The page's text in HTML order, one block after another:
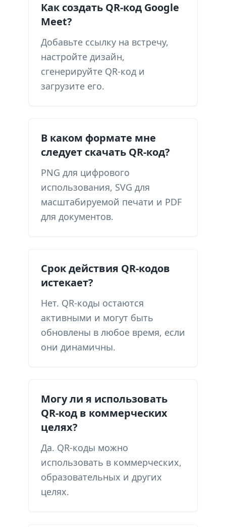
Как создать QR-код Google
Meet?
Добавьте ссылку на встречу,
настройте дизайн,
сгенерируйте QR-код и
загрузите его.
В каком формате мне
следует скачать QR-код?
PNG для цифрового
использования, SVG для
масштабируемой печати и PDF
для документов.
Срок действия QR-кодов
истекает?
Нет. QR-коды остаются
активными и могут быть
обновлены в любое время, если
они динамичны.
Могу ли я использовать
QR-код в коммерческих
целях?
Да. QR-коды можно
использовать в коммерческих,
образовательных и других
целях.